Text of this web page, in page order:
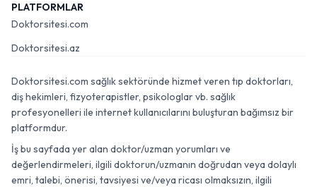
PLATFORMLAR
Doktorsitesi.com
Doktorsitesi.az
Doktorsitesi.com sağlık sektöründe hizmet veren tıp doktorları,
diş hekimleri, fizyoterapistler, psikologlar vb. sağlık
profesyonelleri ile internet kullanıcılarını buluşturan bağımsız bir
platformdur.
İş bu sayfada yer alan doktor/uzman yorumları ve
değerlendirmeleri, ilgili doktorun/uzmanın doğrudan veya dolaylı
emri, talebi, önerisi, tavsiyesi ve/veya ricası olmaksızın, ilgili